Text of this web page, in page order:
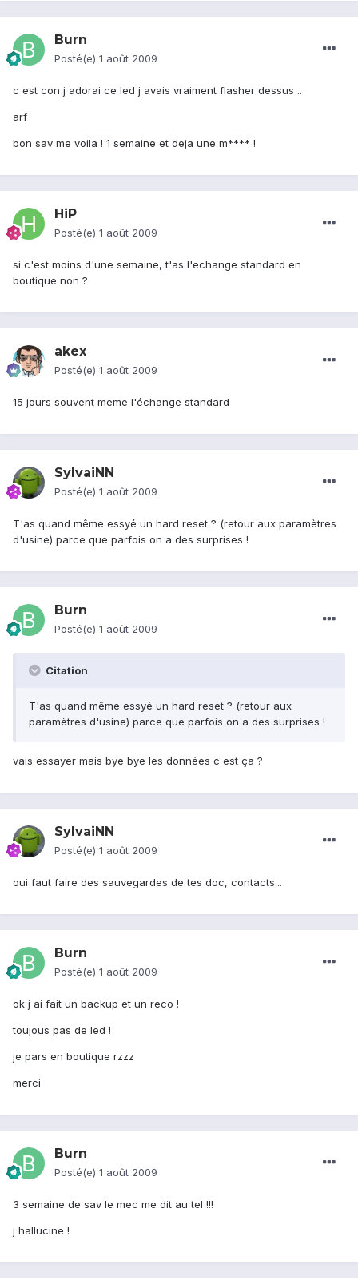
Burn
Posté(e) 1 août 2009
c est con j adorai ce led j avais vraiment flasher dessus ..
arf
bon sav me voila ! 1 semaine et deja une m**** !
HiP
Posté(e) 1 août 2009
si c'est moins d'une semaine, t'as l'echange standard en
boutique non ?
akex
Posté(e) 1 août 2009
15 jours souvent meme l'échange standard
SylvaiNN
Posté(e) 1 août 2009
T'as quand même essyé un hard reset ? (retour aux paramètres
d'usine) parce que parfois on a des surprises !
Burn
Posté(e) 1 août 2009
Citation
T'as quand même essyé un hard reset ? (retour aux
paramètres d'usine) parce que parfois on a des surprises !
vais essayer mais bye bye les données c est ça ?
SylvaiNN
Posté(e) 1 août 2009
oui faut faire des sauvegardes de tes doc, contacts...
Burn
Posté(e) 1 août 2009
ok j ai fait un backup et un reco !
toujous pas de led !
je pars en boutique rzzz
merci
Burn
Posté(e) 1 août 2009
3 semaine de sav le mec me dit au tel !!!
j hallucine !